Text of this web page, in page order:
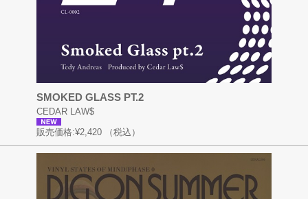
SMOKED GLASS PT.2
CEDAR LAW$
販売価格:¥2,420 （税込）